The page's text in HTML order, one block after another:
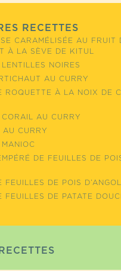
RECETTES
CARAMÉLISÉE AU FRUIT
À LA SÈVE DE KITUL
NOIRES
AU CURRY
ROQUETTE À LA NOIX DE
CORAIL AU CURRY
AU CURRY
DE FEUILLES DE
FEUILLES DE POIS
FEUILLES DE PATATE